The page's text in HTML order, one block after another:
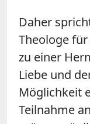
Daher
Theologe
zu einer
Liebe und
Möglichkeit
Teilnahme